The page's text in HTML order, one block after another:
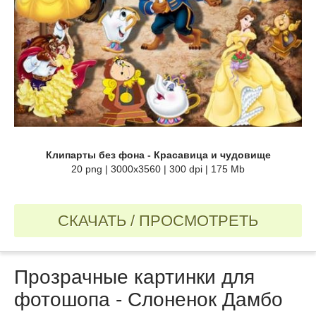
Клипарты без фона - Красавица и чудовище
20 png | 3000х3560 | 300 dpi | 175 Mb
СКАЧАТЬ / ПРОСМОТРЕТЬ
Прозрачные картинки для
фотошопа - Слоненок Дамбо